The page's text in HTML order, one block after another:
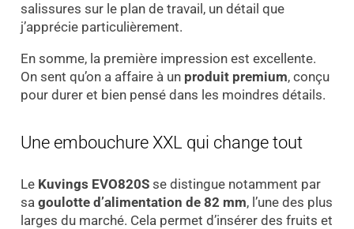
salissures sur le plan de travail, un détail que
j’apprécie particulièrement.
En somme, la première impression est excellente.
On sent qu’on a affaire à un produit premium, conçu
pour durer et bien pensé dans les moindres détails.
Une embouchure XXL qui change tout
Le Kuvings EVO820Sse distingue notamment par
sa goulotte d’alimentation de 82 mm, l’une des plus
larges du marché. Cela permet d’insérer des fruits et